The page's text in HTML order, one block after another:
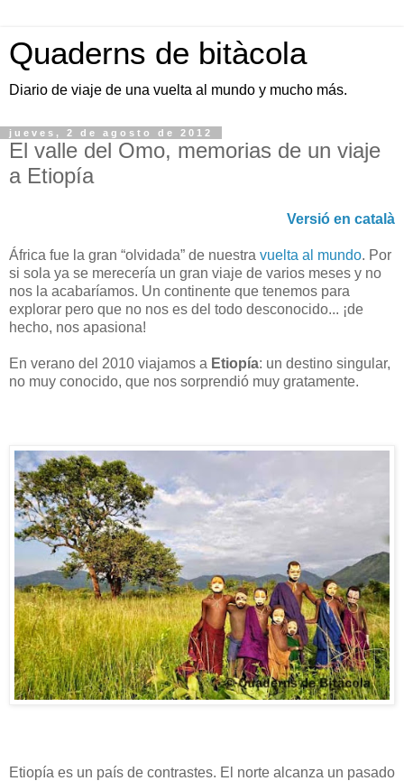
Quaderns de bitàcola
Diario de viaje de una vuelta al mundo y mucho más.
jueves, 2 de agosto de 2012
El valle del Omo, memorias de un viaje
a Etiopía
Versió en català
África fue la gran “olvidada” de nuestra vuelta al mundo. Por
si sola ya se merecería un gran viaje de varios meses y no
nos la acabaríamos. Un continente que tenemos para
explorar pero que no nos es del todo desconocido... ¡de
hecho, nos apasiona!
En verano del 2010 viajamos a Etiopía: un destino singular,
no muy conocido, que nos sorprendió muy gratamente.
Etiopía es un país de contrastes. El norte alcanza un pasado